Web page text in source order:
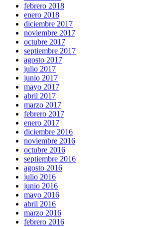
febrero 2018
enero 2018
diciembre 2017
noviembre 2017
octubre 2017
septiembre 2017
agosto 2017
julio 2017
junio 2017
mayo 2017
abril 2017
marzo 2017
febrero 2017
enero 2017
diciembre 2016
noviembre 2016
octubre 2016
septiembre 2016
agosto 2016
julio 2016
junio 2016
mayo 2016
abril 2016
marzo 2016
febrero 2016